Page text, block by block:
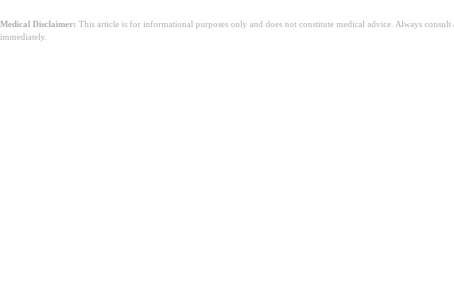
Medical Disclaimer: This article is for informational purposes only and does not constitute medical advice. Always
immediately.